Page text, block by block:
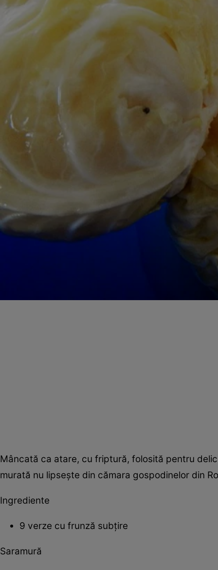
Mâncată ca atare, cu friptură, folosită pentru
murată nu lipseşte din cămara gospodinelor din
Ingrediente
9 verze cu frunză subţire
Saramură